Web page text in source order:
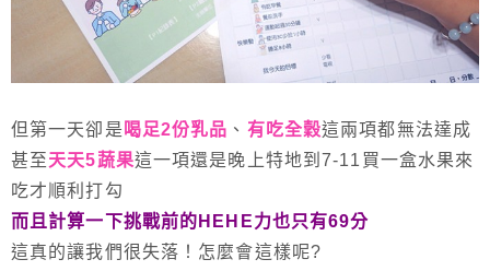
但第一天卻是 喝足2份乳品 、 有吃全穀這兩項都無法達成
甚至天天5蔬果這一項還是晚上特地到7-11買一盒水果來
吃才順利打勾
而且計算一下挑戰前的HEHE力也只有69分
這真的讓我們很失落！怎麼會這樣呢?